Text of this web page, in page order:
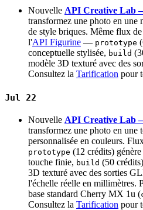
Nouvelle API Creative Lab
transformez une photo en
de style briques. Même flux
l'API Figurine — prototype
conceptuelle stylisée, build
modèle 3D texturé avec des
Consultez la Tarification pour
Jul 22
Nouvelle API Creative Lab
transformez une photo en une
personnalisée en couleurs.
prototype (12 crédits)
touche finie, build (50
3D texturé avec des sorties
l'échelle réelle en millimètres.
base standard Cherry MX 1u (
Consultez la Tarification pour